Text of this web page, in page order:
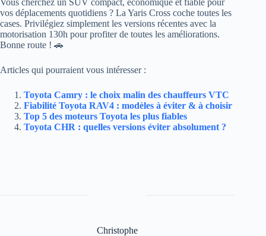
Vous cherchez un SUV compact, économique et fiable pour
vos déplacements quotidiens ? La Yaris Cross coche toutes les
cases. Privilégiez simplement les versions récentes avec la
motorisation 130h pour profiter de toutes les améliorations.
Bonne route ! 🚗
Articles qui pourraient vous intéresser :
Toyota Camry : le choix malin des chauffeurs VTC
Fiabilité Toyota RAV4 : modèles à éviter & à choisir
Top 5 des moteurs Toyota les plus fiables
Toyota CHR : quelles versions éviter absolument ?
Christophe